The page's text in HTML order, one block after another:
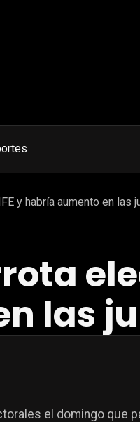
y habría aumento en las
las
el domingo que